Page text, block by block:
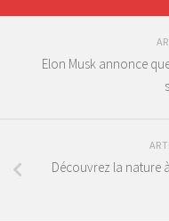
Elon Musk annonce
Découvrez la nature